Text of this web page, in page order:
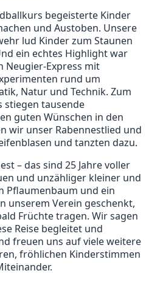
begeisterte Kinder
und Austoben. Unsere
lud Kinder zum Staunen
ein echtes Highlight war
Neugier-Express mit
rund um
Natur und Technik. Zum
stiegen tausende
guten Wünschen in den
wir unser Rabennestlied und
und tanzten dazu.
– das sind 25 Jahre voller
und unzähliger kleiner und
Pflaumenbaum und ein
unserem Verein geschenkt,
Früchte tragen. Wir sagen
Reise begleitet und
freuen uns auf viele weitere
fröhlichen Kinderstimmen